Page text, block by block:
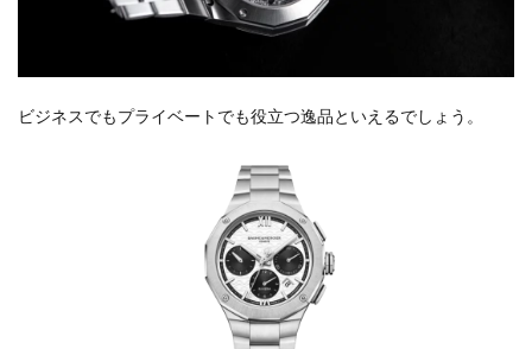
ビジネスでもプライベートでも役立つ逸品といえるでしょう。